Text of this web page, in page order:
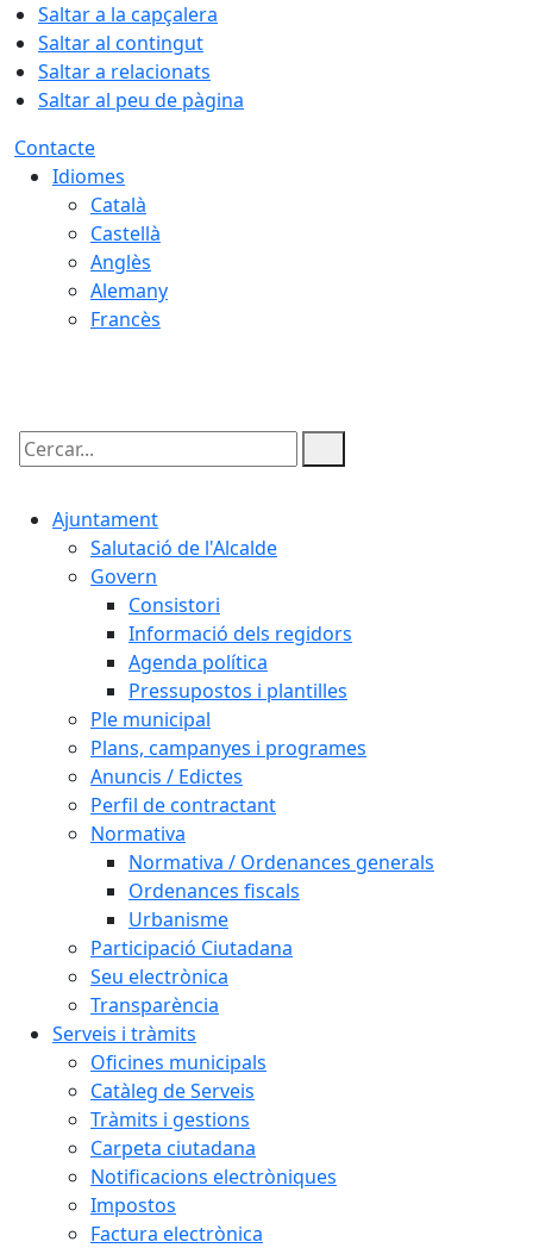
Saltar a la capçalera
Saltar al contingut
Saltar a relacionats
Saltar al peu de pàgina
Contacte
Idiomes
Català
Castellà
Anglès
Alemany
Francès
Cercar:
Ajuntament
Salutació de l'Alcalde
Govern
Consistori
Informació dels regidors
Agenda política
Pressupostos i plantilles
Ple municipal
Plans, campanyes i programes
Anuncis / Edictes
Perfil de contractant
Normativa
Normativa / Ordenances generals
Ordenances fiscals
Urbanisme
Participació Ciutadana
Seu electrònica
Transparència
Serveis i tràmits
Oficines municipals
Catàleg de Serveis
Tràmits i gestions
Carpeta ciutadana
Notificacions electròniques
Impostos
Factura electrònica